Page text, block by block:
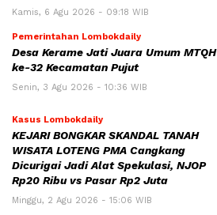
Kamis, 6 Agu 2026 - 09:18 WIB
Pemerintahan Lombokdaily
Desa Kerame Jati Juara Umum MTQH
ke-32 Kecamatan Pujut
Senin, 3 Agu 2026 - 10:36 WIB
Kasus Lombokdaily
KEJARI BONGKAR SKANDAL TANAH
WISATA LOTENG PMA Cangkang
Dicurigai Jadi Alat Spekulasi, NJOP
Rp20 Ribu vs Pasar Rp2 Juta
Minggu, 2 Agu 2026 - 15:06 WIB